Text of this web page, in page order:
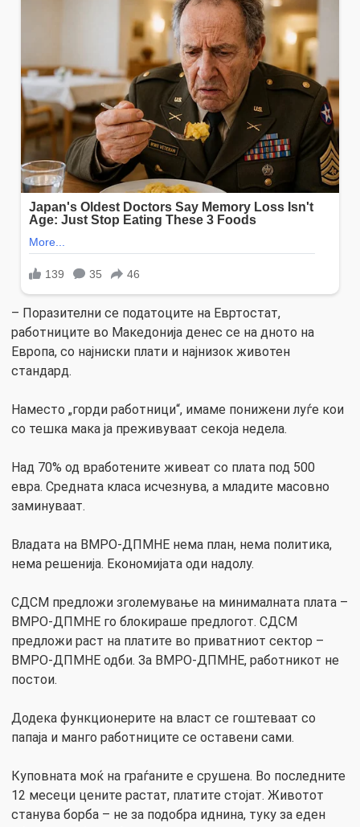
– Поразителни се податоците на Евртостат,
работниците во Македонија денес се на дното на
Европа, со најниски плати и најнизок животен
стандард.
Наместо „горди работници“, имаме понижени луѓе кои
со тешка мака ја преживуваат секоја недела.
Над 70% од вработените живеат со плата под 500
евра. Средната класа исчезнува, а младите масовно
заминуваат.
Владата на ВМРО-ДПМНЕ нема план, нема политика,
нема решенија. Економијата оди надолу.
СДСМ предложи зголемување на минималната плата –
ВМРО-ДПМНЕ го блокираше предлогот. СДСМ
предложи раст на платите во приватниот сектор –
ВМРО-ДПМНЕ одби. За ВМРО-ДПМНЕ, работникот не
постои.
Додека функционерите на власт се гоштеваат со
папаја и манго работниците се оставени сами.
Куповната моќ на граѓаните е срушена. Во последните
12 месеци цените растат, платите стојат. Животот
станува борба – не за подобра иднина, туку за еден